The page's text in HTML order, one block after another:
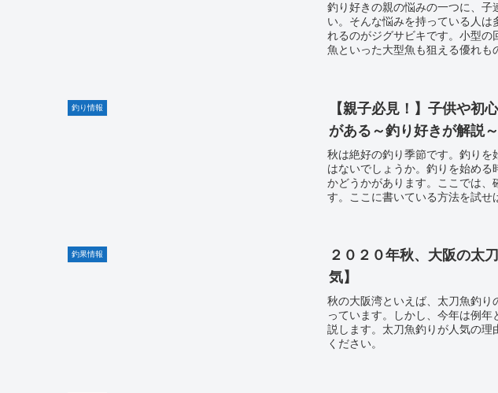
釣り好きの親の悩みの一つに、子
い。そんな悩みを持っている人は
れるのがジグサビキです。小型の
魚といった大型魚も狙える優れも
釣り情報
【親子必見！】子供や初
がある～釣り好きが解説～
秋は絶好の釣り季節です。釣り
はないでしょうか。釣りを始める
かどうかがあります。ここでは、
す。ここに書いている方法を試せ
釣果情報
２０２０年秋、大阪の太
気】
秋の大阪湾といえば、太刀魚釣り
っています。しかし、今年は例
説します。太刀魚釣りが人気の
ください。